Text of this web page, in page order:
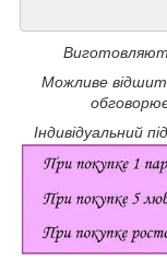
Можливе
Індивідуальний